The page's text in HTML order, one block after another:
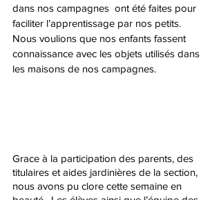
dans nos campagnes  ont été faites pour
faciliter l’apprentissage par nos petits.
Nous voulions que nos enfants fassent
connaissance avec les objets utilisés dans
les maisons de nos campagnes.
Grace à la participation des parents, des
titulaires et aides jardinières de la section,
nous avons pu clore cette semaine en